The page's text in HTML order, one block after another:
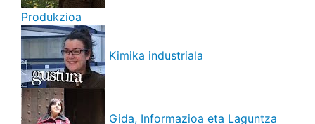
Produkzioa
Kimika industriala
Gida, Informazioa eta Laguntza